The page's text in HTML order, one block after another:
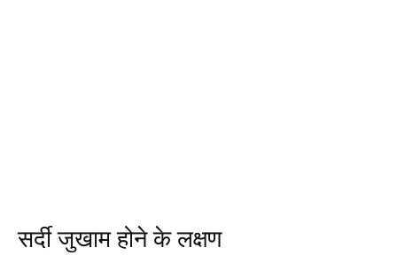
सर्दी जुखाम होने के लक्षण